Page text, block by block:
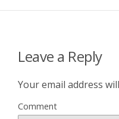
Leave a Reply
Your email address
Comment